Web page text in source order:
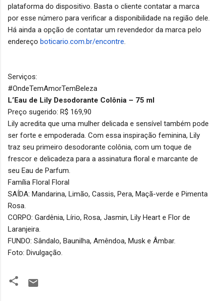
plataforma do dispositivo. Basta o cliente contatar a marca
por esse número para verificar a disponibilidade na região dele.
Há ainda a opção de contatar um revendedor da marca pelo
endereço boticario.com.br/encontre.
Serviços:
#OndeTemAmorTemBeleza
L’Eau de Lily Desodorante Colônia – 75 ml
Preço sugerido: R$ 169,90
Lily acredita que uma mulher delicada e sensível também pode
ser forte e empoderada. Com essa inspiração feminina, Lily
traz seu primeiro desodorante colônia, com um toque de
frescor e delicadeza para a assinatura floral e marcante de
seu Eau de Parfum.
Família Floral Floral
SAÍDA: Mandarina, Limão, Cassis, Pera, Maçã-verde e Pimenta
Rosa.
CORPO: Gardênia, Lírio, Rosa, Jasmin, Lily Heart e Flor de
Laranjeira.
FUNDO: Sândalo, Baunilha, Amêndoa, Musk e Âmbar.
Foto: Divulgação.